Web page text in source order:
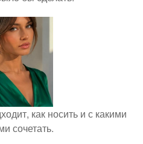
как носить и с какими
сочетать.